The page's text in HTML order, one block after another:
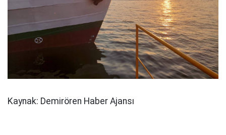
Kaynak: Demirören Haber Ajansı